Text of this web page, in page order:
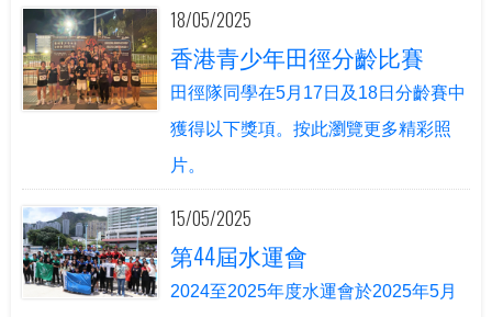
18/05/2025
香港青少年田徑分齡比賽
田徑隊同學在5月17日及18日分齡賽中
獲得以下獎項。按此瀏覽更多精彩照
片。
15/05/2025
第44屆水運會
2024至2025年度水運會於2025年5月